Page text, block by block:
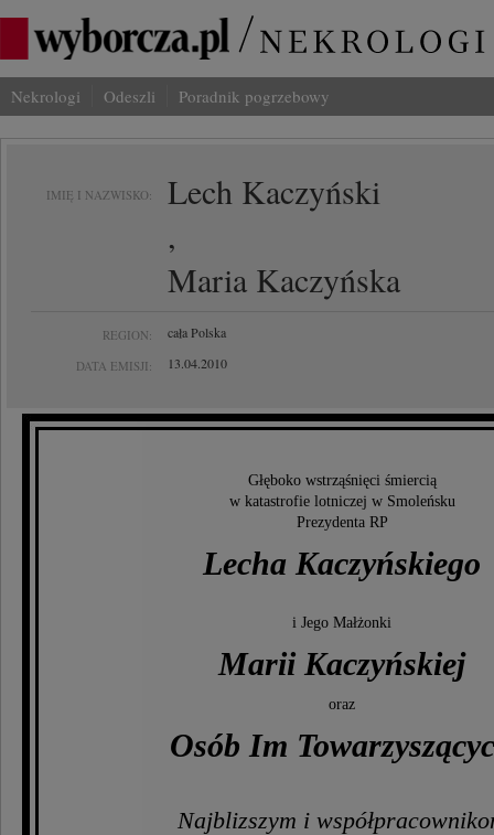
Nekrologi Odeszli Poradnik pogrzebowy
IMIĘ I NAZWISKO:
Lech Kaczyński
,
Maria Kaczyńska
REGION: cała Polska
DATA EMISJI: 13.04.2010
Głęboko wstrząśnięci śmiercią
w katastrofie lotniczej w Smoleńsku
Prezydenta RP
Lecha Kaczyńskiego
i Jego Małżonki
Marii Kaczyńskiej
oraz
Osób Im
Najblizszym i